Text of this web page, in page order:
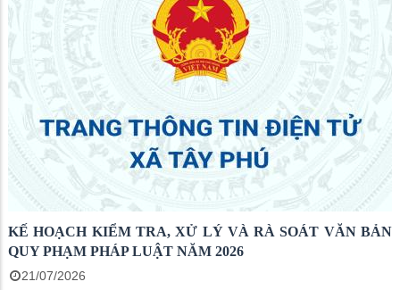
KẾ HOẠCH KIỂM TRA, XỬ LÝ VÀ RÀ SOÁT VĂN BẢN
QUY PHẠM PHÁP LUẬT NĂM 2026
21/07/2026